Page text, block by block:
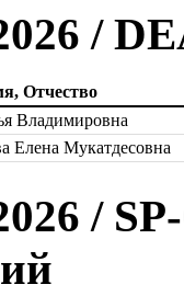
/
Отчество
Владимировна
Елена Мукатдесовна
/